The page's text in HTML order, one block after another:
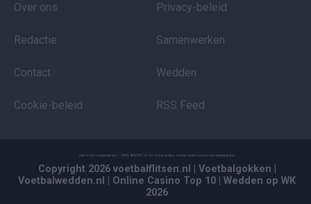
Over ons
Redactie
Contact
Cookie-beleid
Privacy-beleid
Samenwerken
Wedden
RSS Feed
Copyright 2026 voetbalflitsen.nl | Voetbalgokken
Voetbalwedden.nl
| Online Casino Top 10 | Wedden op WK
2026